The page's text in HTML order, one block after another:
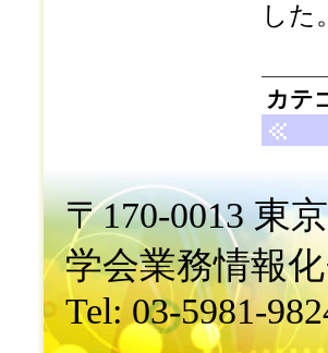
した。
カテ
〒170-0013 東
学会業務情報
Tel: 03-5981-